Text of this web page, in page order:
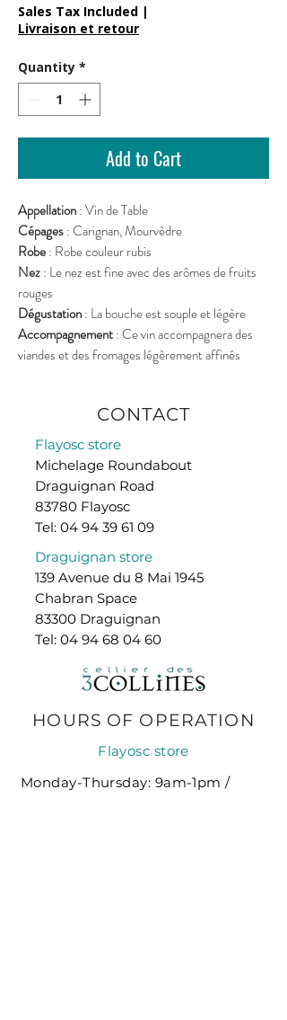
Sales Tax Included |
Livraison et retour
Quantity *
Add to Cart
Appellation: Vin de Table
Cépages: Carignan, Mourvèdre
Robe: Robe couleur rubis
Nez: Le nez est fine avec des arômes de fruits
rouges
Dégustation: La bouche est souple et légère
Accompagnement: Ce vin accompagnera des
viandes et des fromages légèrement affinés
CONTACT
Flayosc store
Michelage Roundabout
Draguignan Road
83780 Flayosc
Tel: 04 94 39 61 09
Draguignan store
139 Avenue du 8 Mai 1945
Chabran Space
83300 Draguignan
Tel: 04 94 68 04 60
HOURS OF OPERATION
Flayosc store
Monday-Thursday: 9am-1pm /